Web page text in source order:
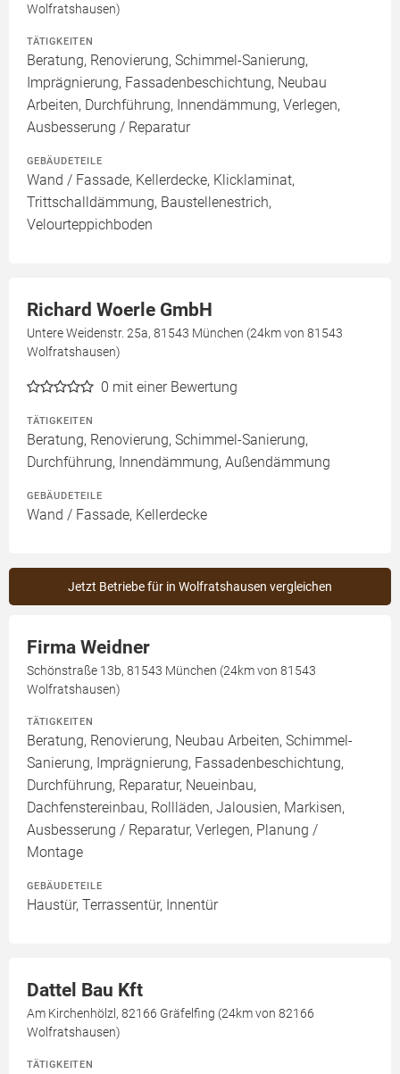
Wolfratshausen)
TÄTIGKEITEN
Beratung, Renovierung, Schimmel-Sanierung,
Imprägnierung, Fassadenbeschichtung, Neubau
Arbeiten, Durchführung, Innendämmung, Verlegen,
Ausbesserung / Reparatur
GEBÄUDETEILE
Wand / Fassade, Kellerdecke, Klicklaminat,
Trittschalldämmung, Baustellenestrich,
Velourteppichboden
Richard Woerle GmbH
Untere Weidenstr. 25a, 81543 München (24km von 81543
Wolfratshausen)
0 mit einer Bewertung
TÄTIGKEITEN
Beratung, Renovierung, Schimmel-Sanierung,
Durchführung, Innendämmung, Außendämmung
GEBÄUDETEILE
Wand / Fassade, Kellerdecke
Jetzt Betriebe für in Wolfratshausen vergleichen
Firma Weidner
Schönstraße 13b, 81543 München (24km von 81543
Wolfratshausen)
TÄTIGKEITEN
Beratung, Renovierung, Neubau Arbeiten, Schimmel-
Sanierung, Imprägnierung, Fassadenbeschichtung,
Durchführung, Reparatur, Neueinbau,
Dachfenstereinbau, Rollläden, Jalousien, Markisen,
Ausbesserung / Reparatur, Verlegen, Planung /
Montage
GEBÄUDETEILE
Haustür, Terrassentür, Innentür
Dattel Bau Kft
Am Kirchenhölzl, 82166 Gräfelfing (24km von 82166
Wolfratshausen)
TÄTIGKEITEN